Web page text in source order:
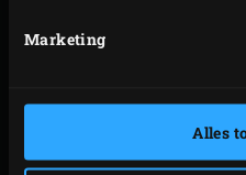
Marketing
Alles